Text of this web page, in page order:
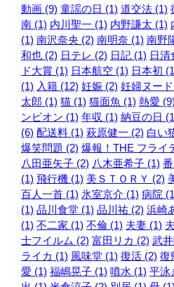
動画 (9) 童謡の日 (1) 道交法 (1)
南 (1) 内川聖一 (1) 内野謙太 (1)
(1) 南沢奈央 (2) 南明奈 (1) 南野
和也 (2) 日テレ (2) 日記 (1) 日清
ド大賞 (1) 日本航空 (1) 日本初
(1) 入籍 (12) 妊娠 (2) 妊婦ヌー
太郎 (1) 猫 (1) 猫面魚 (1) 熱愛
ンピオン (1) 年収 (1) 納豆の日
(6) 配送料 (1) 萩原健一 (2) 白い
爆笑問題 (2) 爆報！THE フライ
八田亜矢子 (2) 八木亜希子 (1)
(1) 飛行機 (1) 美ＳＴＯＲＹ (2)
百人一首 (1) 氷室京介 (1) 病院
(1) 品川食堂 (1) 品川祐 (2) 浜崎
(1) 不二家 (1) 不倫 (1) 夫妻 (1)
士フイルム (2) 富田リカ (2) 武
ライカ (1) 風味堂 (1) 復活 (2) 復
愛 (1) 福嶋晃子 (1) 噴水 (1) 平泳